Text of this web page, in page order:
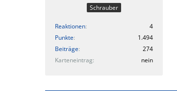
Schrauber
Reaktionen
4
Punkte
1.494
Beiträge
274
Karteneintrag
nein